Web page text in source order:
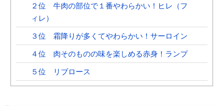
２位 牛肉の部位で１番やわらかい！ヒレ（フ
ィレ）
３位 霜降りが多くてやわらかい！サーロイン
４位 肉そのものの味を楽しめる赤身！ランプ
５位 リブロース